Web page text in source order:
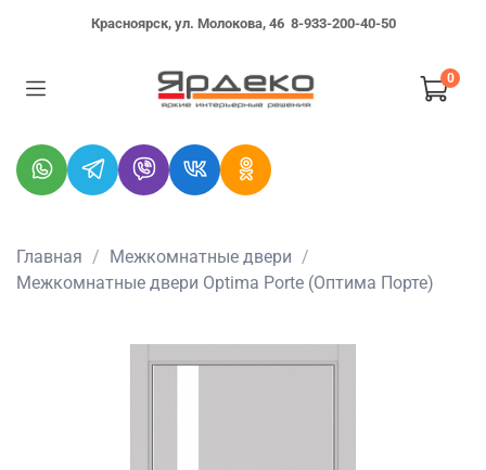
Красноярск, ул. Молокова, 46 8-933-200-40-50
0
Главная
Межкомнатные двери
Межкомнатные двери Optima Porte (Оптима Порте)